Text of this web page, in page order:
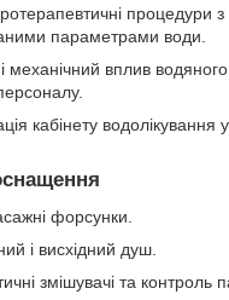
процедури з
параметрами води.
механічний вплив
кабінету водолікування
форсунки.
і висхідний душ.
змішувачі та контроль